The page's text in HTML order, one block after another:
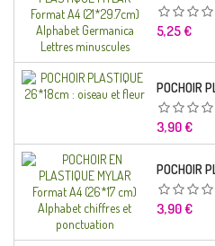
Prix
5,25 €
Prix
3,90 €
Prix
3,90 €